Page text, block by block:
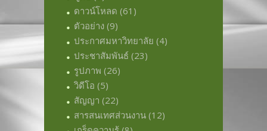
ดาวน์โหลด (61)
ตัวอย่าง (9)
ประกาศมหาวิทยาลัย (4)
ประชาสัมพันธ์ (23)
รูปภาพ (26)
วิดีโอ (5)
สัญญา (22)
สารสนเทศส่วนงาน (12)